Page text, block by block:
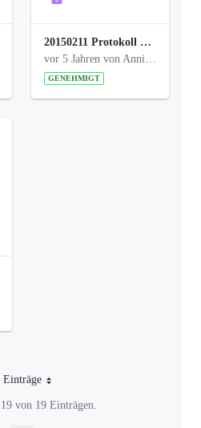
20150211 Protokoll Bismarckplatz_Jugend_02b.pdf
vor 5 Jahren von Anni Schlumberger
GENEHMIGT
Einträge
Pro Seite
von 19 Einträgen.